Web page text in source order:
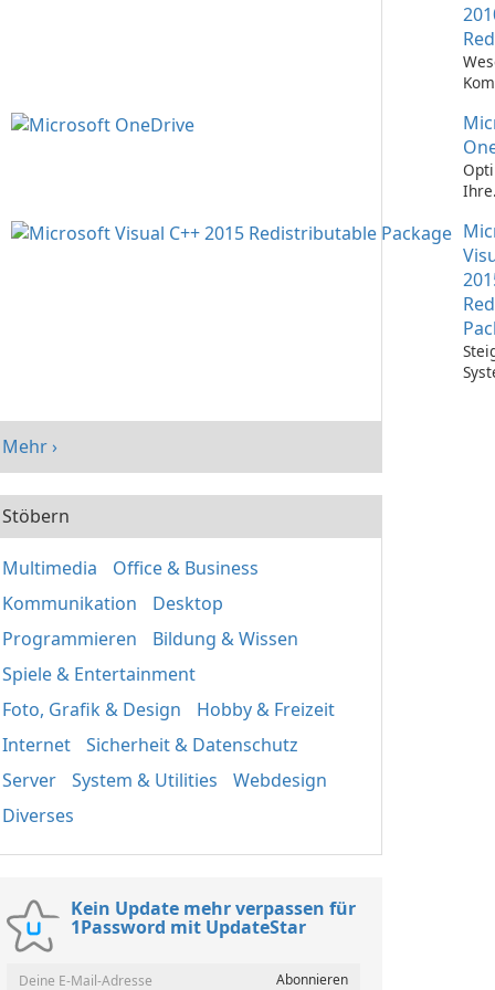
Ihre
mit
Mehr ›
Stöbern
Multimedia
Office & Business
Kommunikation
Desktop
Programmieren
Bildung & Wissen
Spiele & Entertainment
Foto, Grafik & Design
Hobby & Freizeit
Internet
Sicherheit & Datenschutz
Server
System & Utilities
Webdesign
Diverses
Kein Update mehr verpassen für
1Password mit UpdateStar